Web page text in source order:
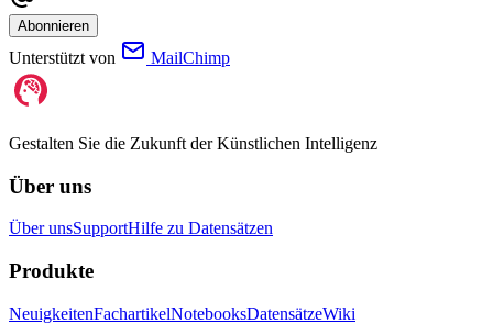
Abonnieren
Unterstützt von MailChimp
Gestalten Sie die Zukunft der Künstlichen Intelligenz
Über uns
Über unsSupportHilfe zu Datensätzen
Produkte
NeuigkeitenFachartikelNotebooksDatensätzeWiki